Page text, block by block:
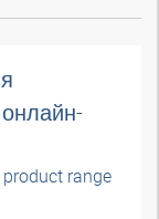
range